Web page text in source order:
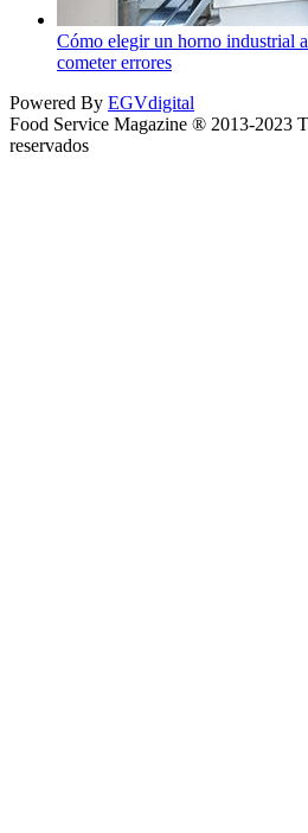
Cómo elegir un horno industrial
cometer errores
Powered By EGVdigital
Food Service Magazine ® 2013-2023
reservados